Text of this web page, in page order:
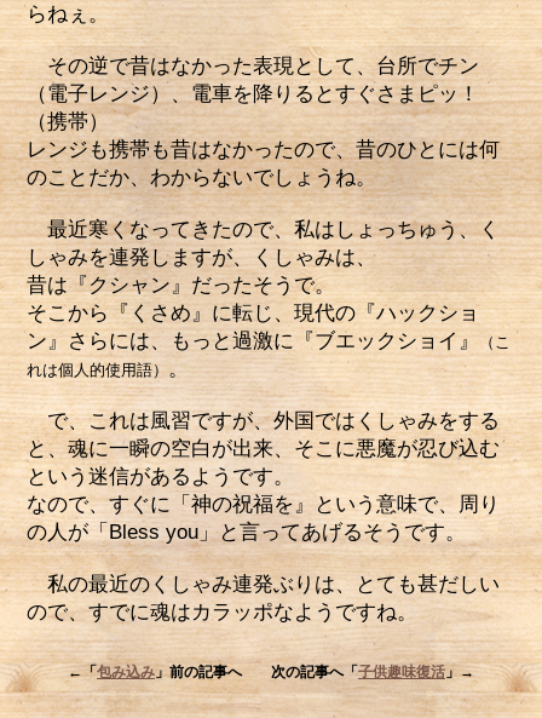
らねぇ。
その逆で昔はなかった表現として、台所でチン
（電子レンジ）、電車を降りるとすぐさまピッ！
（携帯）
レンジも携帯も昔はなかったので、昔のひとには何
のことだか、わからないでしょうね。
最近寒くなってきたので、私はしょっちゅう、く
しゃみを連発しますが、くしゃみは、
昔は『クシャン』だったそうで。
そこから『くさめ』に転じ、現代の『ハックショ
ン』さらには、もっと過激に『ブエックショイ』 （こ
れは個人的使用語） 。
で、これは風習ですが、外国ではくしゃみをする
と、魂に一瞬の空白が出来、そこに悪魔が忍び込む
という迷信があるようです。
なので、すぐに「神の祝福を』という意味で、周り
の人が「Bless you」と言ってあげるそうです。
私の最近のくしゃみ連発ぶりは、とても甚だしい
ので、すでに魂はカラッポなようですね。
←「包み込み」前の記事へ 次の記事へ「子供趣味復活 」→